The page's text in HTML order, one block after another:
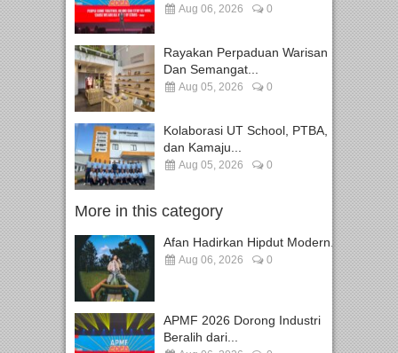
Aug 06, 2026 0
Rayakan Perpaduan Warisan
Dan Semangat...
Aug 05, 2026 0
Kolaborasi UT School, PTBA,
dan Kamaju...
Aug 05, 2026 0
More in this category
Afan Hadirkan Hipdut Modern...
Aug 06, 2026 0
APMF 2026 Dorong Industri
Beralih dari...